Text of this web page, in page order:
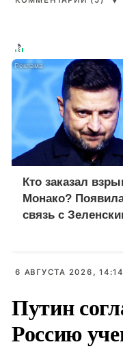
Кто заказал
Монако?
связь с
6 АВГУСТА 2026,
Путин
Россию